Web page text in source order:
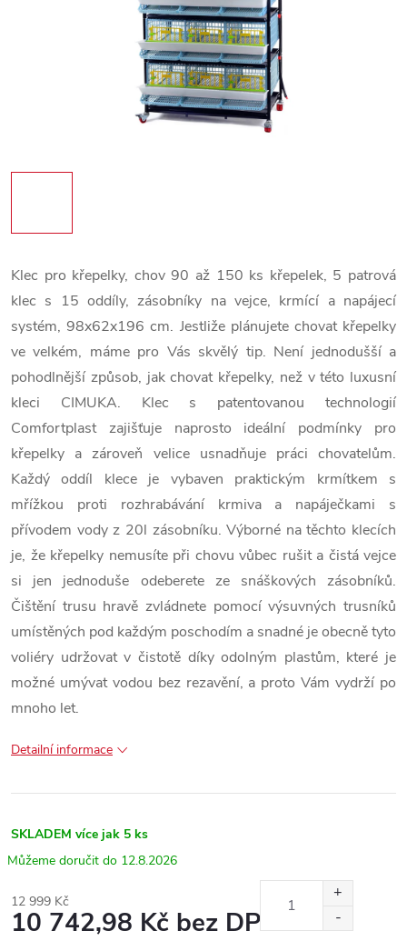
Klec pro křepelky, chov 90 až 150 ks křepelek, 5 patrová
klec s 15 oddíly, zásobníky na vejce, krmící a napájecí
systém, 98x62x196 cm. Jestliže plánujete chovat křepelky
ve velkém, máme pro Vás skvělý tip. Není jednodušší a
pohodlnější způsob, jak chovat křepelky, než v této luxusní
kleci CIMUKA. Klec s patentovanou technologií
Comfortplast zajišťuje naprosto ideální podmínky pro
křepelky a zároveň velice usnadňuje práci chovatelům.
Každý oddíl klece je vybaven praktickým krmítkem s
mřížkou proti rozhrabávání krmiva a napáječkami s
přívodem vody z 20l zásobníku. Výborné na těchto klecích
je, že křepelky nemusíte při chovu vůbec rušit a čistá vejce
si jen jednoduše odeberete ze snáškových zásobníků.
Čištění trusu hravě zvládnete pomocí výsuvných trusníků
umístěných pod každým poschodím a snadné je obecně tyto
voliéry udržovat v čistotě díky odolným plastům, které je
možné umývat vodou bez rezavění, a proto Vám vydrží po
mnoho let.
Detailní informace
SKLADEM více jak 5 ks
12.8.2026
12 999 Kč
10 742,98 Kč bez DPH